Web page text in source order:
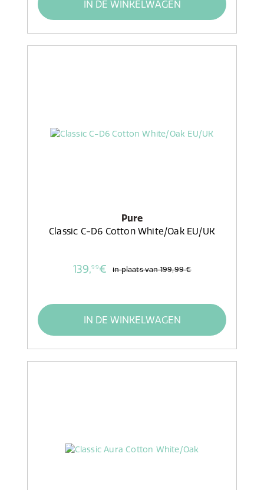
IN DE WINKELWAGEN
Pure
Classic C-D6 Cotton White/Oak EU/UK
139,99€ in plaats van199,99 €
IN DE WINKELWAGEN